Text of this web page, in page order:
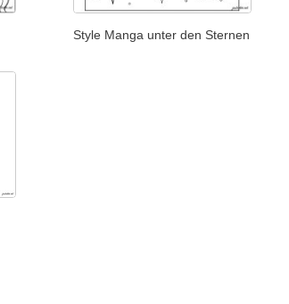
Style Manga unter den Sternen